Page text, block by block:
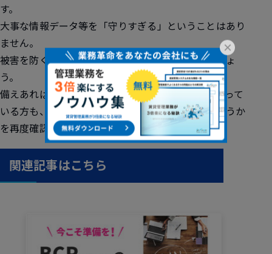
す。
大事な情報データ等を「守りすぎる」ということはあり
ません。
被害を防ぐためにも今からでもしっかりと備えましょ
う。
備えあれば憂いなしです。うちの会社は大丈夫と思って
いる方も、防災への取り組みが徹底されているかどうか
を再度確認してみましょう。
関連記事はこちら
×